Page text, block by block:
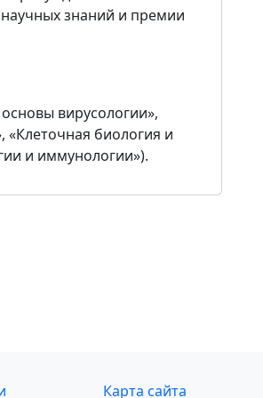
знаний и премии
вирусологии»,
биология и
и иммунологии»).
Карта сайта